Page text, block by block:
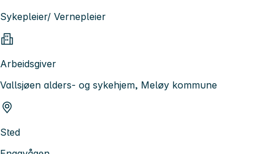
Sykepleier/ Vernepleier
Arbeidsgiver
Vallsjøen alders- og sykehjem, Meløy kommune
Sted